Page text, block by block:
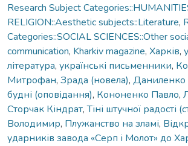
Research Subject
RELIGION::Aesthetic subjects::Literature,
Categories::SOCIAL SCIENCES::Other
communication, Kharkiv magazine, Харків,
література, українські письменники,
Митрофан, Зрада (новела), Даниленко
будні (оповідання), Кононенко Павло,
Сторчак Кіндрат,Тіні штучної радості
Володимир, Плужанство на зламі,
ударників завода «Серп і Молот» до